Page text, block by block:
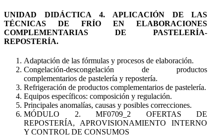
UNIDAD DIDÁCTICA 4. APLICACIÓN DE LAS
TÉCNICAS DE FRÍO EN ELABORACIONES
COMPLEMENTARIAS DE PASTELERÍA-
REPOSTERÍA.
Adaptación de las fórmulas y procesos de elaboración.
Congelación-descongelación de productos
complementarios de pastelería y repostería.
Refrigeración de productos complementarios de pastelería.
Equipos específicos: composición y regulación.
Principales anomalías, causas y posibles correcciones.
MÓDULO 2. MF0709_2 OFERTAS DE
REPOSTERÍA, APROVISIONAMIENTO INTERNO
Y CONTROL DE CONSUMOS